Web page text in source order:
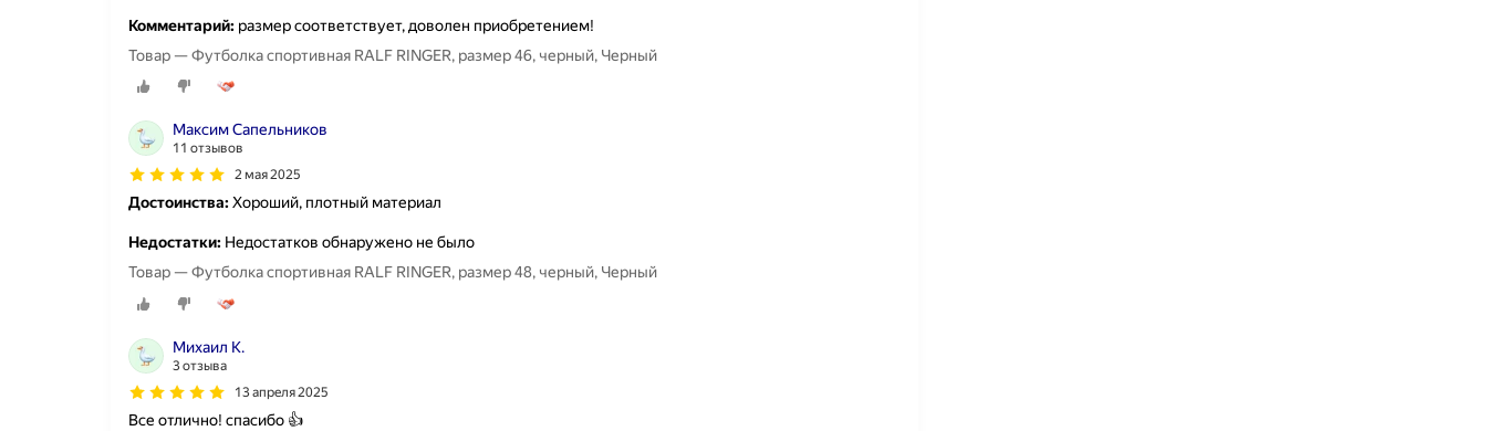
Комментарий: размер соответствует, доволен приобретением!
Товар — Футболка спортивная RALF RINGER, размер 46, черный, Черный
Максим Сапельников
11 отзывов
2 мая 2025
Достоинства:Хороший, плотный материал
Недостатки: Недостатков обнаружено не было
Товар — Футболка спортивная RALF RINGER, размер 48, черный, Черный
Михаил К.
3 отзыва
13 апреля 2025
Все отлично! спасибо 👍